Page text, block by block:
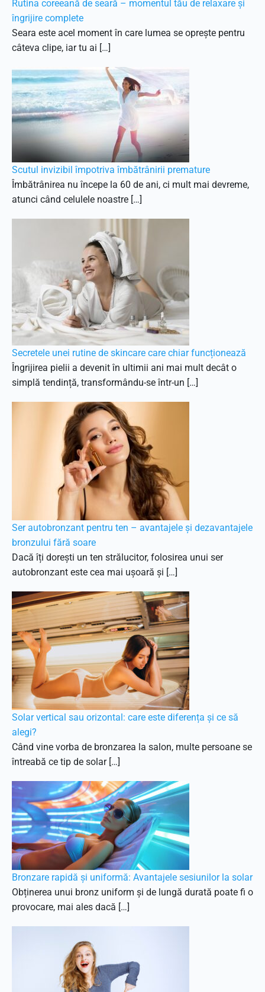
Rutina coreeană de seară – momentul tău de relaxare și
îngrijire complete
Seara este acel moment în care lumea se oprește pentru
câteva clipe, iar tu ai […]
Scutul invizibil împotriva îmbătrânirii premature
Îmbătrânirea nu începe la 60 de ani, ci mult mai devreme,
atunci când celulele noastre […]
Secretele unei rutine de skincare care chiar funcționează
Îngrijirea pielii a devenit în ultimii ani mai mult decât o
simplă tendință, transformându-se într-un […]
Ser autobronzant pentru ten – avantajele și dezavantajele
bronzului fără soare
Dacă îți dorești un ten strălucitor, folosirea unui ser
autobronzant este cea mai ușoară și […]
Solar vertical sau orizontal: care este diferența și ce să
alegi?
Când vine vorba de bronzarea la salon, multe persoane se
întreabă ce tip de solar […]
Bronzare rapidă și uniformă: Avantajele sesiunilor la solar
Obținerea unui bronz uniform și de lungă durată poate fi o
provocare, mai ales dacă […]